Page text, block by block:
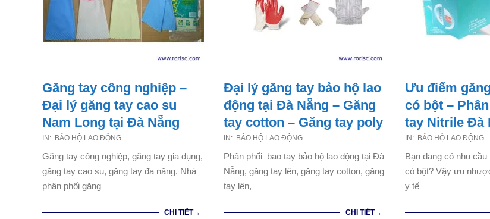
Găng tay công nghiệp –
Đại lý găng tay cao su
Nam Long tại Đà Nẵng
2021-
07-
04
IN: BẢO HỘ LAO ĐỘNG
Găng tay công nghiệp, găng tay gia dụng,
găng tay cao su, găng tay đa năng. Nhà
phân phối găng
CHI TIẾT→
Đại lý găng tay bảo hộ lao
động tại Đà Nẵng – Găng
tay cotton – Găng tay poly
2021-
07-
03
IN: BẢO HỘ LAO ĐỘNG
Phân phối bao tay bảo hộ lao động tại Đà
Nẵng, găng tay lên, găng tay cotton, găng
tay lên,
CHI TIẾT→
Ưu điểm
có bột –
tay Nitrile Đà
2021-
07-
03
IN: BẢO HỘ LAO ĐỘNG
Bạn đang có nhu
có bột? Vậy ưu
y tế